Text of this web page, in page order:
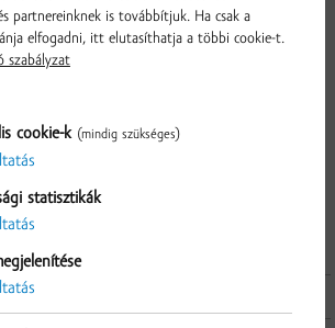
6 db
Štúrova 1090/7, 929 01, Dunajská Streda
a kategóriából
partnereinknek is továbbítjuk. Ha csak a
elfogadni, itt elutasíthatja a többi cookie-t.
szabályzat
cookie-k (mindig szükséges)
statisztikák